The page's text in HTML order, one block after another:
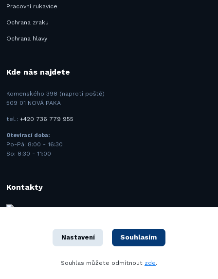
Pracovní rukavice
Ochrana zraku
Ochrana hlavy
Kde nás najdete
Komenského 398 (naproti poště)
509 01 NOVÁ PAKA
tel.:+420 736 779 955
Otevírací doba:
Po-Pá: 8:00 - 16:30
So: 8:30 - 11:00
Kontakty
BMK SAFETY spol. s.r.o.
(Po-Pá 8–16 hod.)
Nastavení Souhlasím
Souhlas můžete odmítnout zde.